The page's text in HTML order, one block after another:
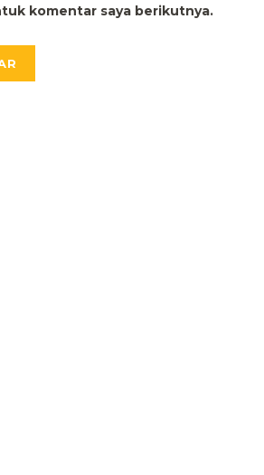
komentar saya berikutnya.